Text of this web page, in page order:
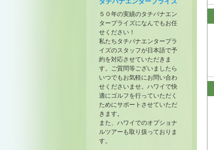
５０年の実績のタチバナエン
タープライズになんでもお任
せください！
私たちタチバナエンタープラ
イズのスタッフが日本語で予
約を対応させていただきま
す。ご質問等ございましたら
いつでもお気軽にお問い合わ
せくださいませ。ハワイで快
適にゴルフを行っていただく
ためにサポートさせていただ
きます。
また、ハワイでのオプショナ
ルツアーも取り扱っておりま
す。